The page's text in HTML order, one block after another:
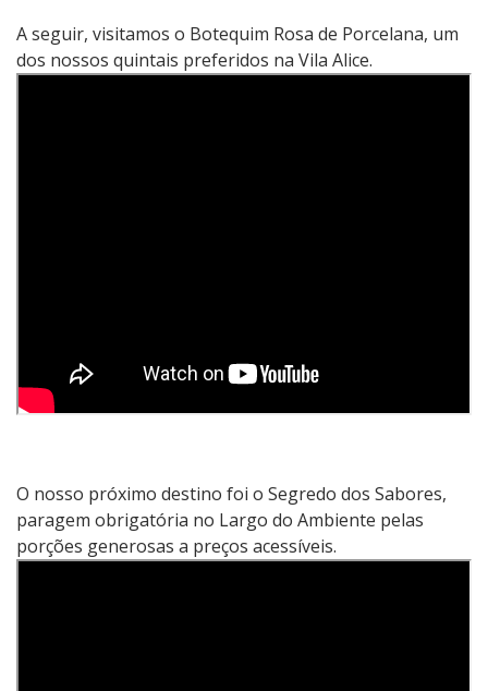
A seguir, visitamos o Botequim Rosa de Porcelana, um
dos nossos quintais preferidos na Vila Alice.
O nosso próximo destino foi o Segredo dos Sabores,
paragem obrigatória no Largo do Ambiente pelas
porções generosas a preços acessíveis.